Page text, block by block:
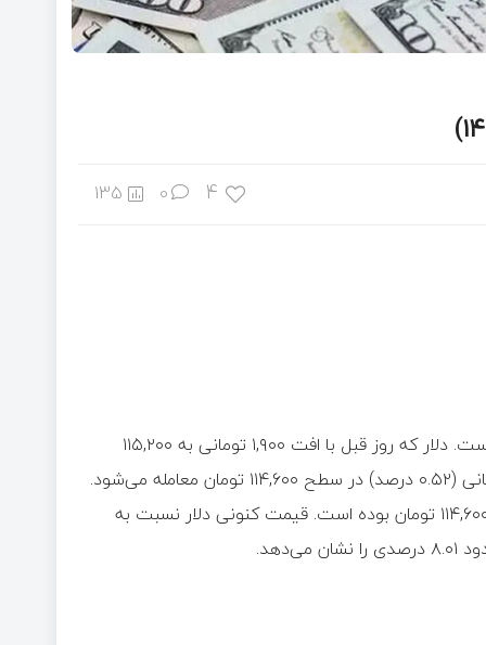
4
0
135
امروز قیمت دلار در بازار آزاد همانند روز گذشته روند نزولی داشته است. دلار که روز قبل با افت ۱,۹۰۰ تومانی به ۱۱۵,۲۰۰
تومان رسیده بود، امروز یکشنبه ۱۳ مهر ۱۴۰۴ نیز با کاهش ۶۰۰ تومانی (۰.۵۲ درصد) در سطح ۱۱۴,۶۰۰ تومان معامله می‌شود.
بالاترین نرخ دلار در ۲۴ ساعت اخیر ۱۱۷,۱۰۰ تومان و پایین‌ترین رقم ۱۱۴,۶۰۰ تومان بوده است. قیمت کنونی دلار نسبت به